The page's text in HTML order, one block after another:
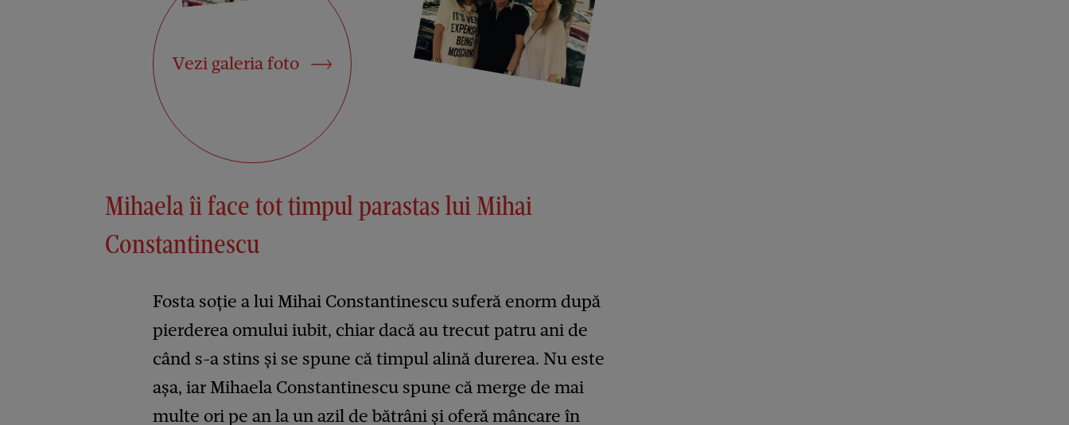
Vezi galeria foto
Mihaela îi face tot timpul parastas lui Mihai
Constantinescu
Fosta soție a lui Mihai Constantinescu suferă enorm după
pierderea omului iubit, chiar dacă au trecut patru ani de
când s-a stins și se spune că timpul alină durerea. Nu este
așa, iar Mihaela Constantinescu spune că merge de mai
multe ori pe an la un azil de bătrâni și oferă mâncare în